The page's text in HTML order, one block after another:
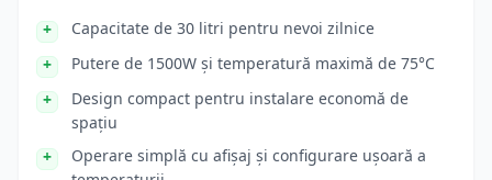
Capacitate de 30 litri pentru nevoi zilnice
Putere de 1500W și temperatură maximă de 75°C
Design compact pentru instalare economă de
spațiu
Operare simplă cu afișaj și configurare ușoară a